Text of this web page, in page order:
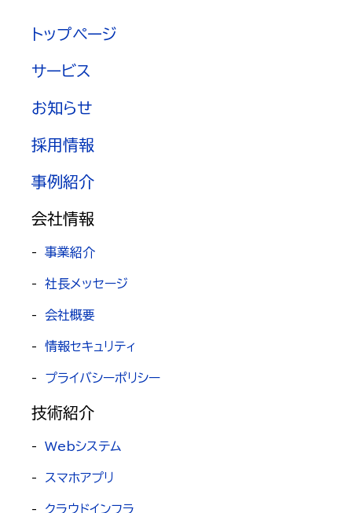
トップページ
サービス
お知らせ
採用情報
事例紹介
会社情報
- 事業紹介
- 社長メッセージ
- 会社概要
- 情報セキュリティ
- プライバシーポリシー
技術紹介
- Webシステム
- スマホアプリ
- クラウドインフラ